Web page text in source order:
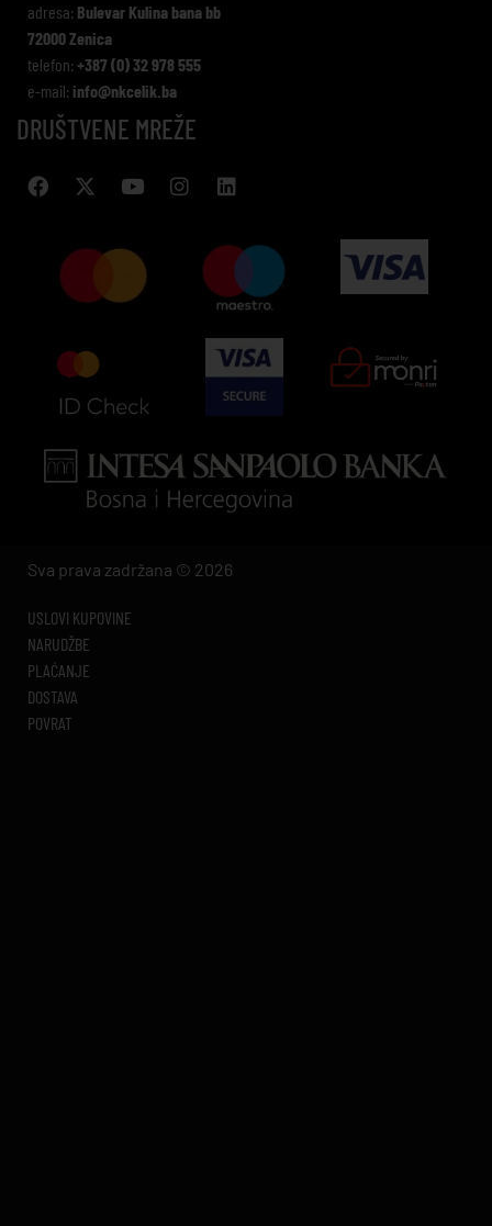
adresa: Bulevar Kulina bana bb
72000 Zenica
telefon: +387 (0) 32 978 555
e-mail: info@nkcelik.ba
DRUŠTVENE MREŽE
Sva prava zadržana © 2026
USLOVI KUPOVINE
NARUDŽBE
PLAĆANJE
DOSTAVA
POVRAT